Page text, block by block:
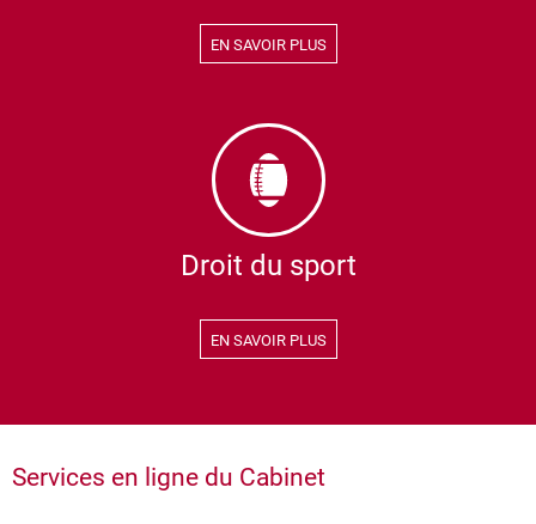
EN SAVOIR PLUS
Droit du sport
EN SAVOIR PLUS
Services en ligne du Cabinet